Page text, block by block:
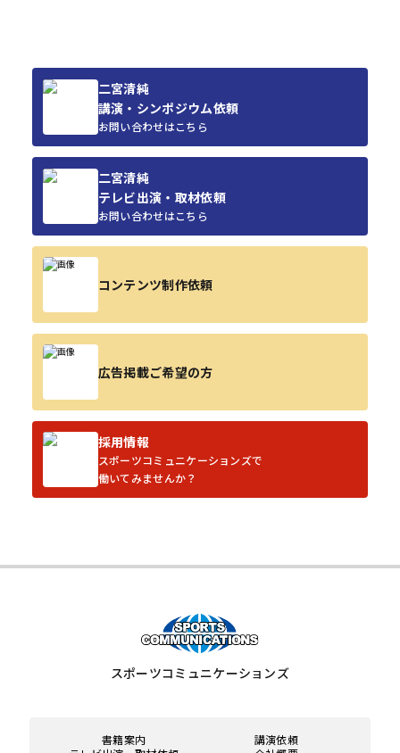
二宮清純
講演・シンポジウム依頼
お問い合わせはこちら
二宮清純
テレビ出演・取材依頼
お問い合わせはこちら
コンテンツ制作依頼
広告掲載ご希望の方
採用情報
スポーツコミュニケーションズで
働いてみませんか？
スポーツコミュニケーションズ
書籍案内
講演依頼